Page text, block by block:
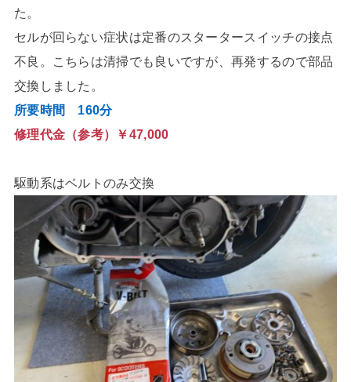
た。
セルが回らない症状は定番のスタータースイッチの接点
不良。こちらは清掃でも良いですが、再発するので部品
交換しました。
所要時間 160分
修理代金（参考）￥47,000
駆動系はベルトのみ交換